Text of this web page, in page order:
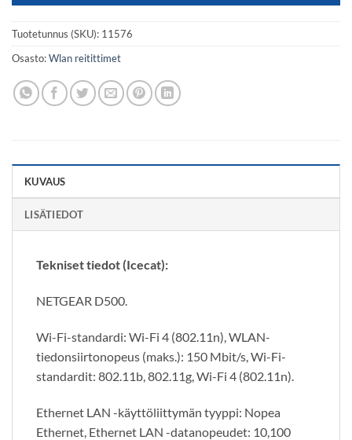
Tuotetunnus (SKU): 11576
Osasto:Wlan reitittimet
KUVAUS
LISÄTIEDOT
Tekniset tiedot (Icecat):
NETGEAR D500.
Wi-Fi-standardi: Wi-Fi 4 (802.11n), WLAN-
tiedonsiirtonopeus (maks.): 150 Mbit/s, Wi-Fi-
standardit: 802.11b, 802.11g, Wi-Fi 4 (802.11n).
Ethernet LAN -käyttöliittymän tyyppi: Nopea
Ethernet, Ethernet LAN -datanopeudet: 10,100